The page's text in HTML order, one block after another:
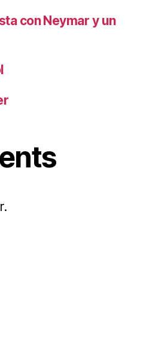
con Neymar y un